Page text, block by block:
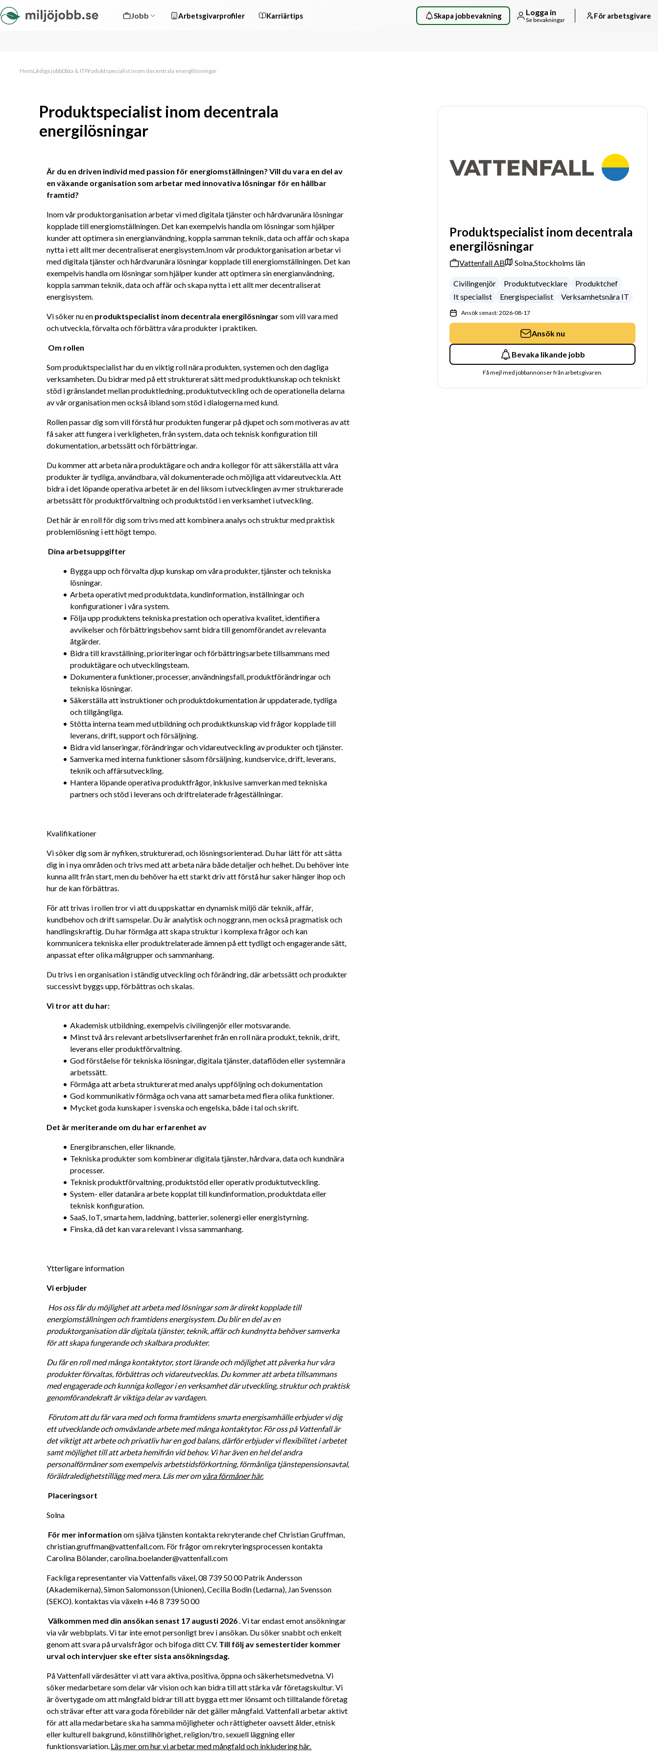
Jobb Arbetsgivarprofiler Karriärtips Skapa jobbevakning Logga in
Se bevakningar För arbetsgivare
HemLediga jobbData & ITProduktspecialist inom decentrala energilösningar
Produktspecialist inom decentrala
energilösningar
Är du en driven individ med passion för energiomställningen? Vill du vara en del av
en växande organisation som arbetar med innovativa lösningar för en hållbar
framtid?
Inom vår produktorganisation arbetar vi med digitala tjänster och hårdvarunära lösningar
kopplade till energiomställningen. Det kan exempelvis handla om lösningar som hjälper
kunder att optimera sin energianvändning, koppla samman teknik, data och affär och skapa
nytta i ett allt mer decentraliserat energisystem.Inom vår produktorganisation arbetar vi
med digitala tjänster och hårdvarunära lösningar kopplade till energiomställningen. Det kan
exempelvis handla om lösningar som hjälper kunder att optimera sin energianvändning,
koppla samman teknik, data och affär och skapa nytta i ett allt mer decentraliserat
energisystem.
Vi söker nu en produktspecialist inom decentrala energilösningar som vill vara med
och utveckla, förvalta och förbättra våra produkter i praktiken.
Om rollen
Som produktspecialist har du en viktig roll nära produkten, systemen och den dagliga
verksamheten. Du bidrar med på ett strukturerat sätt med produktkunskap och tekniskt
stöd i gränslandet mellan produktledning, produktutveckling och de operationella delarna
av vår organisation men också ibland som stöd i dialogerna med kund.
Rollen passar dig som vill förstå hur produkten fungerar på djupet och som motiveras av att
få saker att fungera i verkligheten, från system, data och teknisk konfiguration till
dokumentation, arbetssätt och förbättringar.
Du kommer att arbeta nära produktägare och andra kollegor för att säkerställa att våra
produkter är tydliga, användbara, väl dokumenterade och möjliga att vidareutveckla. Att
bidra i det löpande operativa arbetet är en del liksom i utvecklingen av mer strukturerade
arbetssätt för produktförvaltning och produktstöd i en verksamhet i utveckling.
Det här är en roll för dig som trivs med att kombinera analys och struktur med praktisk
problemlösning i ett högt tempo.
Dina arbetsuppgifter
Bygga upp och förvalta djup kunskap om våra produkter, tjänster och tekniska
lösningar.
Arbeta operativt med produktdata, kundinformation, inställningar och
konfigurationer i våra system.
Följa upp produktens tekniska prestation och operativa kvalitet, identifiera
avvikelser och förbättringsbehov samt bidra till genomförandet av relevanta
åtgärder.
Bidra till kravställning, prioriteringar och förbättringsarbete tillsammans med
produktägare och utvecklingsteam.
Dokumentera funktioner, processer, användningsfall, produktförändringar och
tekniska lösningar.
Säkerställa att instruktioner och produktdokumentation är uppdaterade, tydliga
och tillgängliga.
Stötta interna team med utbildning och produktkunskap vid frågor kopplade till
leverans, drift, support och försäljning.
Bidra vid lanseringar, förändringar och vidareutveckling av produkter och tjänster.
Samverka med interna funktioner såsom försäljning, kundservice, drift, leverans,
teknik och affärsutveckling.
Hantera löpande operativa produktfrågor, inklusive samverkan med tekniska
partners och stöd i leverans och driftrelaterade frågeställningar.
Kvalifikationer
Vi söker dig som är nyfiken, strukturerad, och lösningsorienterad. Du har lätt för att sätta
dig in i nya områden och trivs med att arbeta nära både detaljer och helhet. Du behöver inte
kunna allt från start, men du behöver ha ett starkt driv att förstå hur saker hänger ihop och
hur de kan förbättras.
För att trivas i rollen tror vi att du uppskattar en dynamisk miljö där teknik, affär,
kundbehov och drift samspelar. Du är analytisk och noggrann, men också pragmatisk och
handlingskraftig. Du har förmåga att skapa struktur i komplexa frågor och kan
kommunicera tekniska eller produktrelaterade ämnen på ett tydligt och engagerande sätt,
anpassat efter olika målgrupper och sammanhang.
Du trivs i en organisation i ständig utveckling och förändring, där arbetssätt och produkter
successivt byggs upp, förbättras och skalas.
Vi tror att du har:
Akademisk utbildning, exempelvis civilingenjör eller motsvarande.
Minst två års relevant arbetslivserfarenhet från en roll nära produkt, teknik, drift,
leverans eller produktförvaltning.
God förståelse för tekniska lösningar, digitala tjänster, dataflöden eller systemnära
arbetssätt.
Förmåga att arbeta strukturerat med analys uppföljning och dokumentation
God kommunikativ förmåga och vana att samarbeta med flera olika funktioner.
Mycket goda kunskaper i svenska och engelska, både i tal och skrift.
Det är meriterande om du har erfarenhet av
Energibranschen, eller liknande.
Tekniska produkter som kombinerar digitala tjänster, hårdvara, data och kundnära
processer.
Teknisk produktförvaltning, produktstöd eller operativ produktutveckling.
System- eller datanära arbete kopplat till kundinformation, produktdata eller
teknisk konfiguration.
SaaS, IoT, smarta hem, laddning, batterier, solenergi eller energistyrning.
Finska, då det kan vara relevant i vissa sammanhang.
Ytterligare information
Vi erbjuder
Hos oss får du möjlighet att arbeta med lösningar som är direkt kopplade till
energiomställningen och framtidens energisystem. Du blir en del av en
produktorganisation där digitala tjänster, teknik, affär och kundnytta behöver samverka
för att skapa fungerande och skalbara produkter.
Du får en roll med många kontaktytor, stort lärande och möjlighet att påverka hur våra
produkter förvaltas, förbättras och vidareutvecklas. Du kommer att arbeta tillsammans
med engagerade och kunniga kollegor i en verksamhet där utveckling, struktur och praktisk
genomförandekraft är viktiga delar av vardagen.
Förutom att du får vara med och forma framtidens smarta energisamhälle erbjuder vi dig
ett utvecklande och omväxlande arbete med många kontaktytor. För oss på Vattenfall är
det viktigt att arbete och privatliv har en god balans, därför erbjuder vi flexibilitet i arbetet
samt möjlighet till att arbeta hemifrån vid behov. Vi har även en hel del andra
personalförmåner som exempelvis arbetstidsförkortning, förmånliga tjänstepensionsavtal,
föräldraledighetstillägg med mera. Läs mer om våra förmåner här.
Placeringsort
Solna
För mer information om själva tjänsten kontakta rekryterande chef Christian Gruffman,
christian.gruffman@vattenfall.com. För frågor om rekryteringsprocessen kontakta
Carolina Bölander, carolina.boelander@vattenfall.com
Fackliga representanter via Vattenfalls växel, 08 739 50 00 Patrik Andersson
(Akademikerna), Simon Salomonsson (Unionen), Cecilia Bodin (Ledarna), Jan Svensson
(SEKO). kontaktas via växeln +46 8 739 50 00
Välkommen med din ansökan senast 17 augusti 2026 . Vi tar endast emot ansökningar
via vår webbplats. Vi tar inte emot personligt brev i ansökan. Du söker snabbt och enkelt
genom att svara på urvalsfrågor och bifoga ditt CV. Till följ av semestertider kommer
urval och intervjuer ske efter sista ansökningsdag.
På Vattenfall värdesätter vi att vara aktiva, positiva, öppna och säkerhetsmedvetna. Vi
söker medarbetare som delar vår vision och kan bidra till att stärka vår företagskultur. Vi
är övertygade om att mångfald bidrar till att bygga ett mer lönsamt och tilltalande företag
och strävar efter att vara goda förebilder när det gäller mångfald. Vattenfall arbetar aktivt
för att alla medarbetare ska ha samma möjligheter och rättigheter oavsett ålder, etnisk
eller kulturell bakgrund, könstillhörighet, religion/tro, sexuell läggning eller
funktionsvariation. Läs mer om hur vi arbetar med mångfald och inkludering här.
Produktspecialist inom decentrala
energilösningar
Vattenfall AB Solna,Stockholms län
Civilingenjör Produktutvecklare
Produktchef
It specialist
Energispecialist Verksamhetsnära IT
Ansök senast: 2026-08-17
Ansök nu
Bevaka likande jobb
Få mejl med jobbannonser från arbetsgivaren.